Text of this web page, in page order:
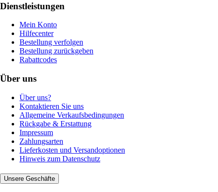
Dienstleistungen
Mein Konto
Hilfecenter
Bestellung verfolgen
Bestellung zurückgeben
Rabattcodes
Über uns
Über uns?
Kontaktieren Sie uns
Allgemeine Verkaufsbedingungen
Rückgabe & Erstattung
Impressum
Zahlungsarten
Lieferkosten und Versandoptionen
Hinweis zum Datenschutz
Unsere Geschäfte